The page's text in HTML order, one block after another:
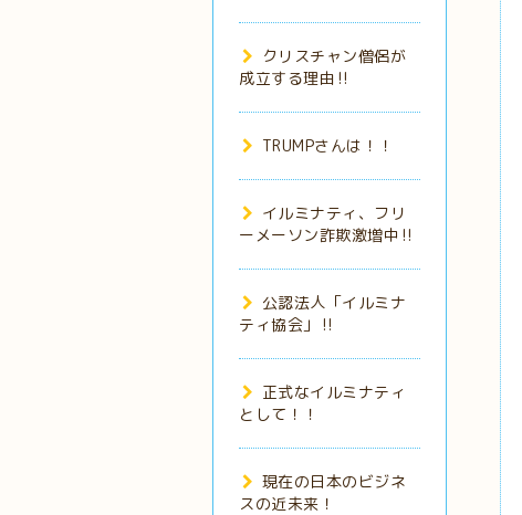
クリスチャン僧侶が
成立する理由‼️
TRUMPさんは！！
イルミナティ、フリ
ーメーソン詐欺激増中‼️
公認法人「イルミナ
ティ協会」‼️
正式なイルミナティ
として！！
現在の日本のビジネ
スの近未来！